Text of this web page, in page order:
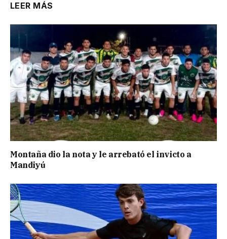
LEER MÁS
Montaña dio la nota y le arrebató el invicto a
Mandiyú